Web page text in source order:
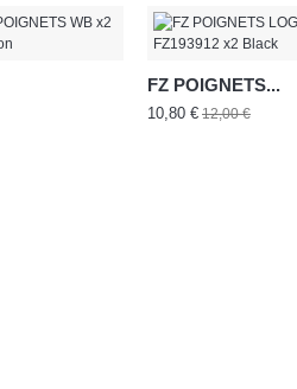
FZ POIGNETS...
10,80 € 12,00 €